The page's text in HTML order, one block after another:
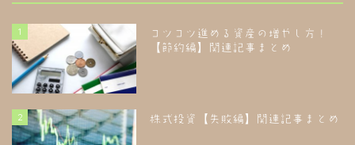
1
コツコツ進める資産の増やし方！
【節約編】関連記事まとめ
2 株式投資【失敗編】関連記事まとめ